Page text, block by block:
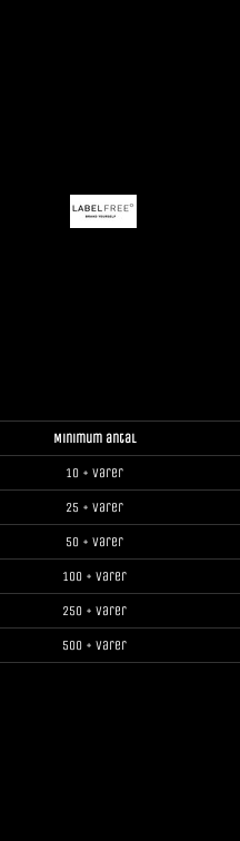
Minimum antal
10 + varer
25 + varer
50 + varer
100 + varer
250 + varer
500 + varer